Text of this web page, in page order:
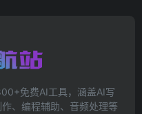
免费AI工具，涵盖AI写
、编程辅助、音频处理等